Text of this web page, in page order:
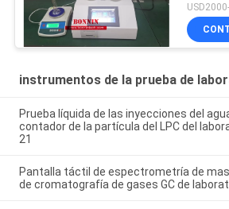
instrumentos de la prueba de
Prueba líquida de las inyecciones del
contador de la partícula del LPC del
21
Pantalla táctil de espectrometría de
de cromatografía de gases GC de